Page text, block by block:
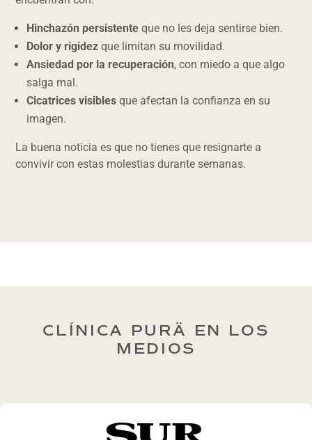
Hinchazón persistente que no les deja sentirse bien.
Dolor y rigidez que limitan su movilidad.
Ansiedad por la recuperación, con miedo a que algo
salga mal.
Cicatrices visibles que afectan la confianza en su
imagen.
La buena noticia es que no tienes que resignarte a
convivir con estas molestias durante semanas.
CLÍNICA PURÄ EN LOS
MEDIOS